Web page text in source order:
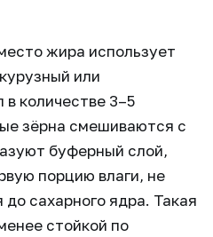
жира использует
или
количестве 3–5
зёрна смешиваются с
буферный слой,
порцию влаги, не
сахарного ядра. Такая
стойкой по